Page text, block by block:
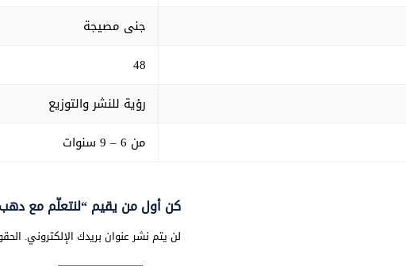
جنى مصيجة
48
رؤية للنشر والتوزيع
من 6 – 9 سنوات
كن أول من يقيم “لنتعلّم مع دهب:
لن يتم نشر عنوان بريدك الإلكتروني.